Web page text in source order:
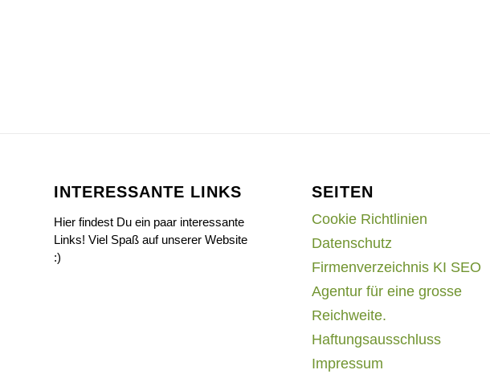
INTERESSANTE LINKS
Hier findest Du ein paar interessante
Links! Viel Spaß auf unserer Website
:)
SEITEN
Cookie Richtlinien
Datenschutz
Firmenverzeichnis KI SEO
Agentur für eine grosse
Reichweite.
Haftungsausschluss
Impressum